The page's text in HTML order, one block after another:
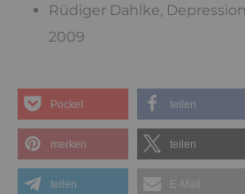
Rüdiger Dahlke,
2009
Pocket teilen
merken teilen
teilen E-Mail